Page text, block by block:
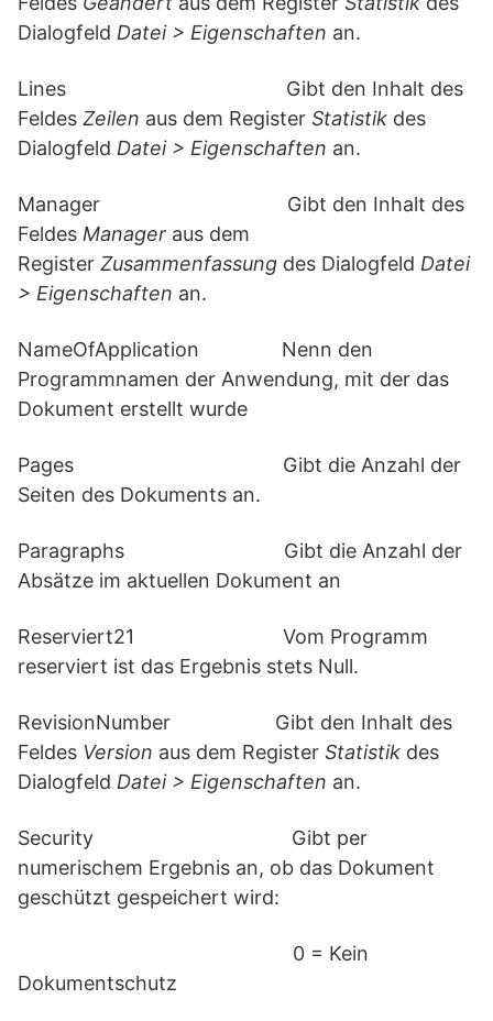
Dialogfeld Datei > Eigenschaften an.
Lines Gibt den Inhalt des
Feldes Zeilen aus dem Register Statistik des
Dialogfeld Datei > Eigenschaften an.
Manager Gibt den Inhalt des
Feldes Manager aus dem
Register Zusammenfassung des Dialogfeld Datei
> Eigenschaften an.
NameOfApplication Nenn den
Programmnamen der Anwendung, mit der das
Dokument erstellt wurde
Pages Gibt die Anzahl der
Seiten des Dokuments an.
Paragraphs Gibt die Anzahl der
Absätze im aktuellen Dokument an
Reserviert21 Vom Programm
reserviert ist das Ergebnis stets Null.
RevisionNumber Gibt den Inhalt des
Feldes Version aus dem Register Statistik des
Dialogfeld Datei > Eigenschaften an.
Security Gibt per
numerischem Ergebnis an, ob das Dokument
geschützt gespeichert wird:
0 = Kein
Dokumentschutz